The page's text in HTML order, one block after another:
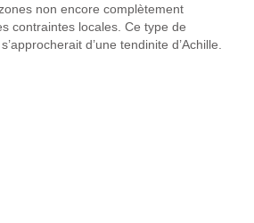
non encore complètement
contraintes locales. Ce type de
d’une tendinite d’Achille.